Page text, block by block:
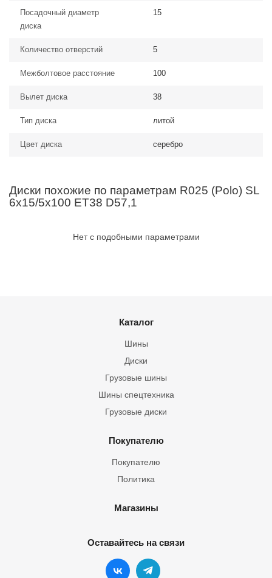
Посадочный диаметр
диска
15
Количество отверстий 5
Межболтовое расстояние 100
Вылет диска 38
Тип диска литой
Цвет диска серебро
Диски похожие по параметрам R025 (Polo) SL
6x15/5x100 ET38 D57,1
Нет с подобными параметрами
Каталог
Шины
Грузовые шины
Шины спецтехника
Диски
Грузовые диски
Покупателю
Покупателю
Политика
Магазины
Оставайтесь на связи